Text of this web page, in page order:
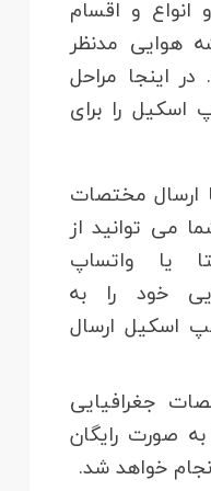
انواع و اقسام
هوایی مدنظر
اینجا مراحل
را برای
ارسال مختصات
می توانید از
یا واتساپ
خود را به
اسکیل ارسال
جغرافیایی
صورت رایگان
خواهد شد.